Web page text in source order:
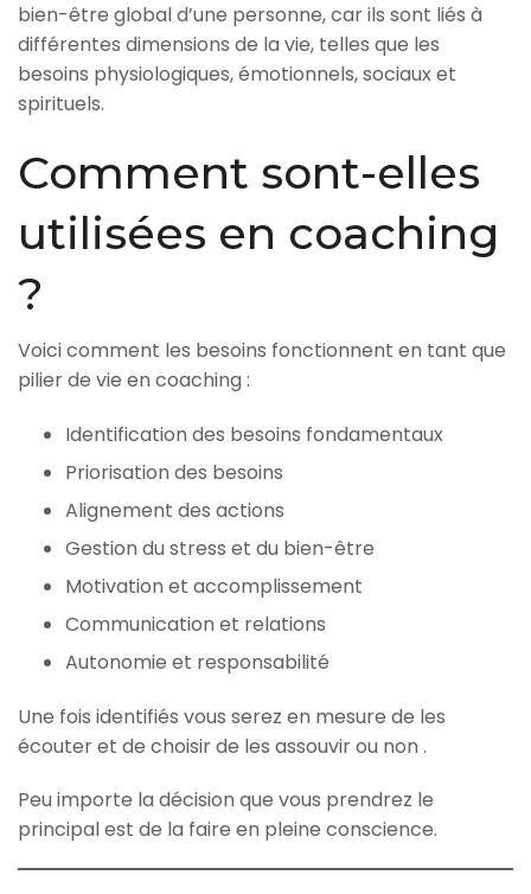
bien-être global d’une personne, car ils sont liés à
différentes dimensions de la vie, telles que les
besoins physiologiques, émotionnels, sociaux et
spirituels.
Comment sont-elles
utilisées en coaching
?
Voici comment les besoins fonctionnent en tant que
pilier de vie en coaching :
Identification des besoins fondamentaux
Priorisation des besoins
Alignement des actions
Gestion du stress et du bien-être
Motivation et accomplissement
Communication et relations
Autonomie et responsabilité
Une fois identifiés vous serez en mesure de les
écouter et de choisir de les assouvir ou non .
Peu importe la décision que vous prendrez le
principal est de la faire en pleine conscience.